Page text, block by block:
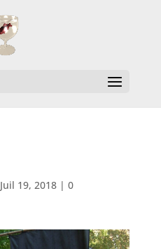
Juil 19, 2018| 0